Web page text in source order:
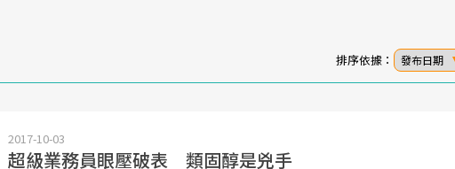
排序依據： 發布日期
2017-10-03
超級業務員眼壓破表 類固醇是兇手面對超高齡社會的浪潮，台灣正在快速邁
2025年，就到良醫生活祭體驗「一站式健